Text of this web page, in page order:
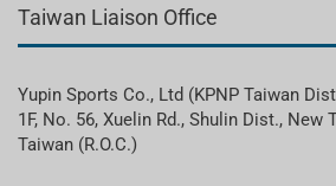
Taiwan Liaison Office
Yupin Sports Co., Ltd (KPNP Taiwan
1F, No. 56, Xuelin Rd., Shulin Dist., New
Taiwan (R.O.C.)